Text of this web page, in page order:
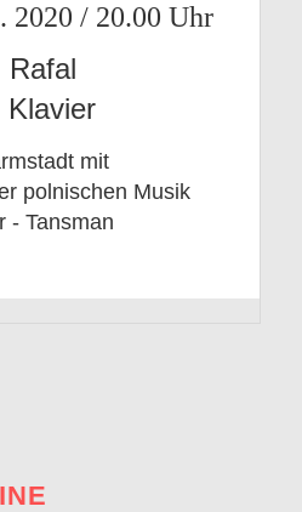
2020 / 20.00
Rafal
Klavier
mit
polnischen Musik
- Tansman